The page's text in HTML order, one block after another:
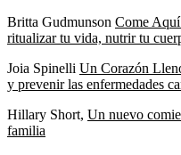
Britta Gudmunson Come
ritualizar tu vida, nutrir tu
Joia Spinelli Un Corazón
y prevenir las enfermedades
Hillary Short, Un nuevo
familia